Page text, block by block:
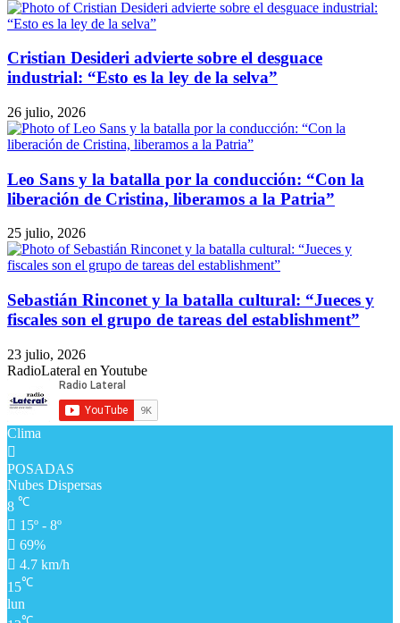
Cristian Desideri advierte sobre el desguace
industrial: “Esto es la ley de la selva”
26 julio, 2026
Leo Sans y la batalla por la conducción: “Con la
liberación de Cristina, liberamos a la Patria”
25 julio, 2026
Sebastián Rinconet y la batalla cultural: “Jueces y
fiscales son el grupo de tareas del establishment”
23 julio, 2026
RadioLateral en Youtube
Clima
POSADAS
Nubes Dispersas
8 ℃
15º - 8º
69%
4.7 km/h
15℃
lun